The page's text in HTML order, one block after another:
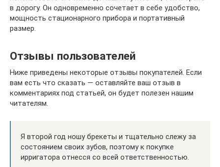
в дорогу. Он одновременно сочетает в себе удобство,
мощность стационарного прибора и портативный
размер.
Отзывы пользователей
Ниже приведены некоторые отзывы покупателей. Если
вам есть что сказать — оставляйте ваш отзыв в
комментариях под статьей, он будет полезен нашим
читателям.
Я второй год ношу брекеты и тщательно слежу за
состоянием своих зубов, поэтому к покупке
ирригатора отнесся со всей ответственностью.